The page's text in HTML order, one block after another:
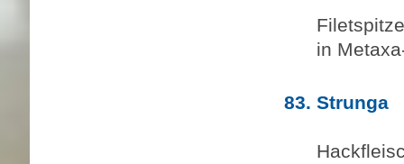
in Metaxa-
83. Strunga